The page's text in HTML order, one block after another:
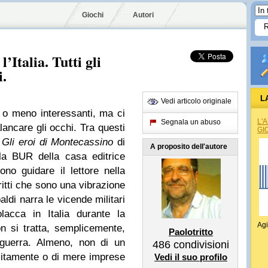
Giochi Autori
Tutti gli
meno interessanti, ma ci
gli occhi. Tra questi
Gli eroi di Montecassino di
BUR della casa editrice
guidare il lettore nella
che sono una vibrazione
narra le vicende militari
in Italia durante la
si tratta, semplicemente,
Almeno, non di un
o di mere imprese
Vedi articolo originale
Segnala un abuso
A proposito dell'autore
Paolotritto
486 condivisioni
Vedi il suo profilo